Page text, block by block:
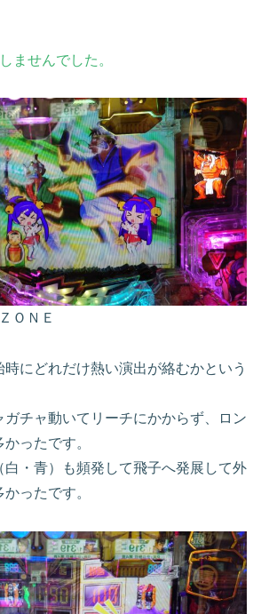
ませんでした。
ＯＮＥ
にどれだけ熱い演出が絡むかという
ガチャ動いてリーチにかからず、ロン
ったです。
白・青）も頻発して飛子へ発展して外
ったです。